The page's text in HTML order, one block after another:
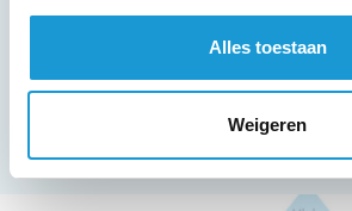
Alles toestaan
Weigeren
Vorige stap:Hoe zie
wereld van morgen?